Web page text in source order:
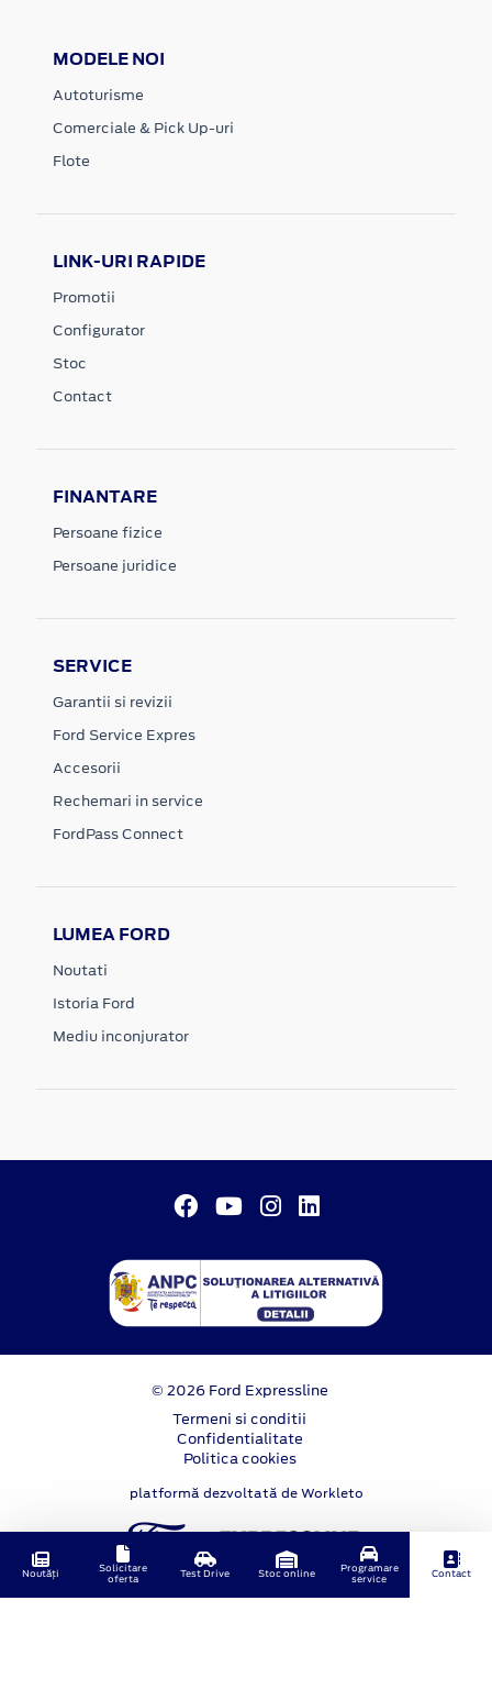
MODELE NOI
Autoturisme
Comerciale & Pick Up-uri
Flote
LINK-URI RAPIDE
Promotii
Configurator
Stoc
Contact
FINANTARE
Persoane fizice
Persoane juridice
SERVICE
Garantii si revizii
Ford Service Expres
Accesorii
Rechemari in service
FordPass Connect
LUMEA FORD
Noutati
Istoria Ford
Mediu inconjurator
© 2026 Ford Expressline
Termeni si conditii
Confidentialitate
Politica cookies
platformă dezvoltată de Workleto
Noutăți
Solicitare
oferta
Test Drive Stoc online
Programare
service
Contact